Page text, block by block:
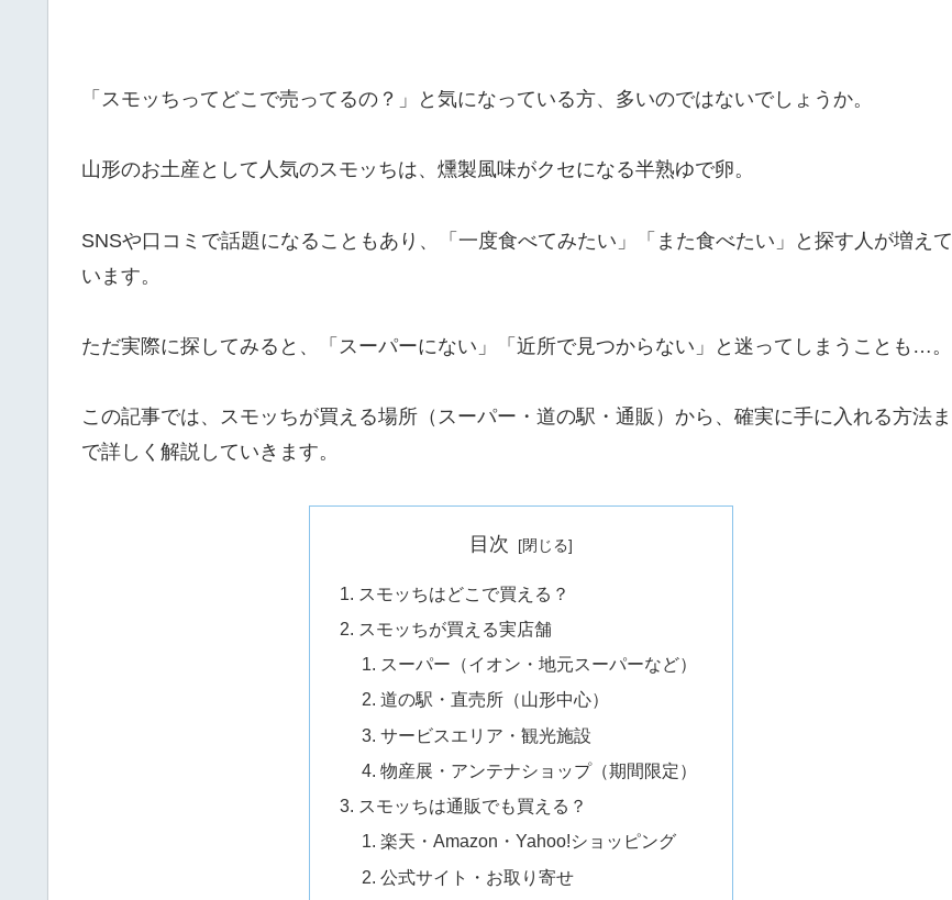
「スモッちってどこで売ってるの？」と気になっている方、多いのではないでしょうか。
山形のお土産として人気のスモッちは、燻製風味がクセになる半熟ゆで卵。
SNSや口コミで話題になることもあり、「一度食べてみたい」「また食べたい」と探す人が増えて
います。
ただ実際に探してみると、「スーパーにない」「近所で見つからない」と迷ってしまうことも…。
この記事では、スモッちが買える場所（スーパー・道の駅・通販）から、確実に手に入れる方法ま
で詳しく解説していきます。
目次
スモッちはどこで買える？
スモッちが買える実店舗
スーパー（イオン・地元スーパーなど）
道の駅・直売所（山形中心）
サービスエリア・観光施設
物産展・アンテナショップ（期間限定）
スモッちは通販でも買える？
楽天・Amazon・Yahoo!ショッピング
公式サイト・お取り寄せ